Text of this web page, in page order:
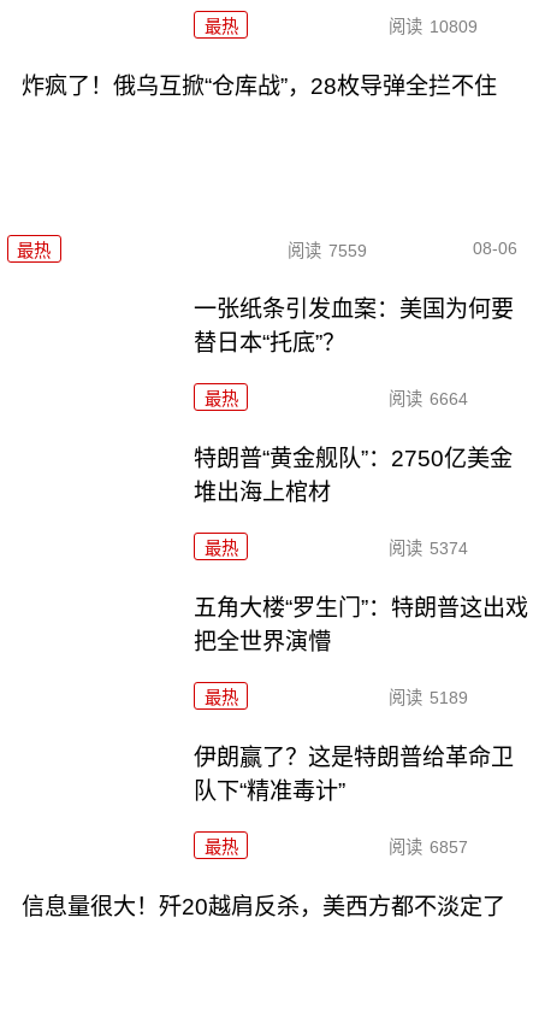
最热 阅读 10809
炸疯了！俄乌互掀“仓库战”，28枚导弹全拦不住
最热 阅读 7559 08-06
一张纸条引发血案：美国为何要
替日本“托底”？
最热 阅读 6664
特朗普“黄金舰队”：2750亿美金
堆出海上棺材
最热 阅读 5374
五角大楼“罗生门”：特朗普这出戏
把全世界演懵
最热 阅读 5189
伊朗赢了？这是特朗普给革命卫
队下“精准毒计”
最热 阅读 6857
信息量很大！歼20越肩反杀，美西方都不淡定了